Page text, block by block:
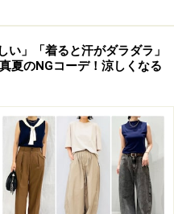
立ったりしゃがんだりと
はけるのが便利。
すが、ネットに入れて洗
すいのが家でも外でも活
い」「着ると汗がダラダラ」
夏のNGコーデ！涼しくなる